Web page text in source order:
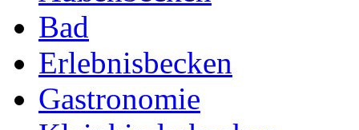
Bad
Erlebnisbecken
Gastronomie